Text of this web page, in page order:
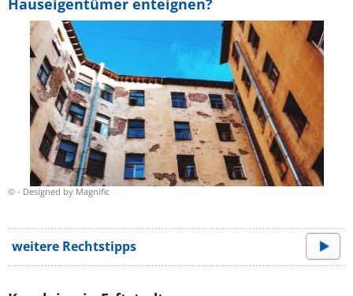
© - Designed by Magnific
Hauseigentümer enteignen?
weitere Rechtstipps